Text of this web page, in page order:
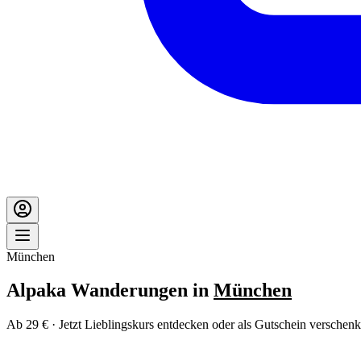
München
Alpaka Wanderungen in München
Ab 29 € · Jetzt Lieblingskurs entdecken oder als Gutschein